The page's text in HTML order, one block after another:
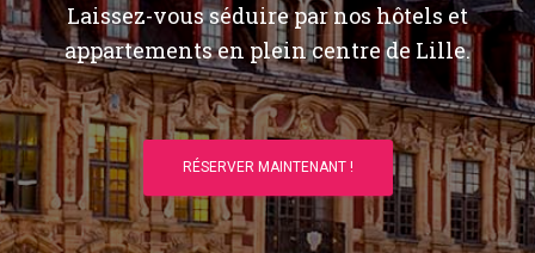
Laissez-vous séduire par nos hôtels et
appartements en plein centre de Lille.
RÉSERVER MAINTENANT !